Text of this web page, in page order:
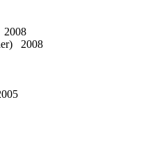
2008
2008